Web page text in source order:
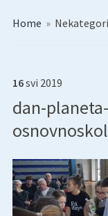
Home »
16svi 2019
dan-